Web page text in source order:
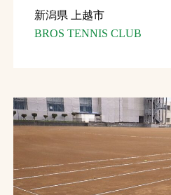
新潟県 上越市
BROS TENNIS CLUB